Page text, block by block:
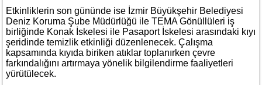
Etkinliklerin son gününde ise İzmir Büyükşehir Belediyesi
Deniz Koruma Şube Müdürlüğü ile TEMA Gönüllüleri iş
birliğinde Konak İskelesi ile Pasaport İskelesi arasındaki kıyı
şeridinde temizlik etkinliği düzenlenecek. Çalışma
kapsamında kıyıda biriken atıklar toplanırken çevre
farkındalığını artırmaya yönelik bilgilendirme faaliyetleri
yürütülecek.